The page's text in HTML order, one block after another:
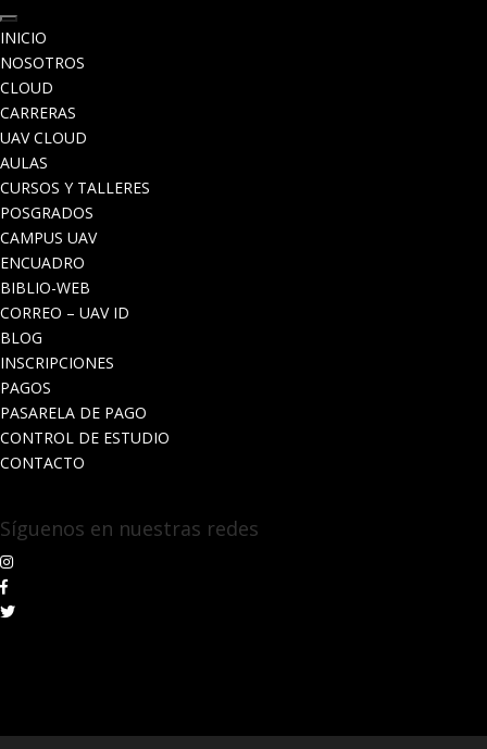
INICIO
NOSOTROS
CLOUD
CARRERAS
UAV CLOUD
AULAS
CURSOS Y TALLERES
POSGRADOS
CAMPUS UAV
ENCUADRO
BIBLIO-WEB
CORREO – UAV ID
BLOG
INSCRIPCIONES
PAGOS
PASARELA DE PAGO
CONTROL DE ESTUDIO
CONTACTO
Síguenos en nuestras redes